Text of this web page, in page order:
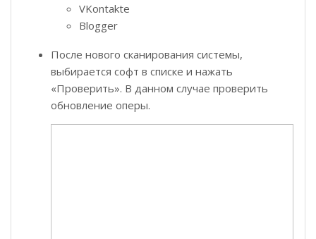
VKontakte
Blogger
После нового сканирования системы,
выбирается софт в списке и нажать
«Проверить». В данном случае проверить
обновление оперы.